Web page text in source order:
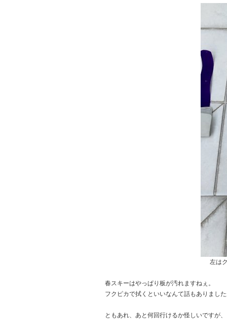
左は
春スキーはやっぱり板が汚れますねぇ。
フクピカで拭くといいなんて話もありまし
ともあれ、あと何回行けるか怪しいですが